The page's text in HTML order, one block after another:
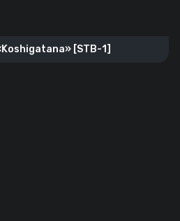
[STB-1]